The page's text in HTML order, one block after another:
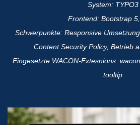
System: TYPO3
Frontend: Bootstrap
Schwerpunkte: Responsive
Content Security Policy, Betrieb
Eingesetzte WACON-Extesnions:
tooltip